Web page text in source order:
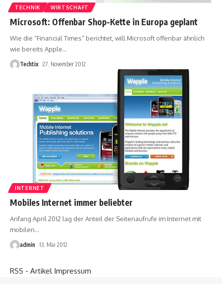
TECHNIK WIRTSCHAFT
Microsoft: Offenbar Shop-Kette in Europa geplant
Wie die “Financial Times“ berichtet, will Microsoft offenbar ähnlich
wie bereits Apple…
Techtix 27. November 2012
INTERNET
Mobiles Internet immer beliebter
Anfang April 2012 lag der Anteil der Seitenaufrufe im Internet mit
mobilen…
admin 13. Mai 2012
RSS - Artikel Impressum